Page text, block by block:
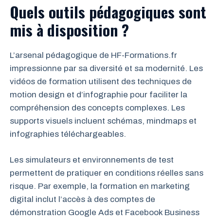
Quels outils pédagogiques sont
mis à disposition ?
L’arsenal pédagogique de HF-Formations.fr
impressionne par sa diversité et sa modernité. Les
vidéos de formation utilisent des techniques de
motion design et d’infographie pour faciliter la
compréhension des concepts complexes. Les
supports visuels incluent schémas, mindmaps et
infographies téléchargeables.
Les simulateurs et environnements de test
permettent de pratiquer en conditions réelles sans
risque. Par exemple, la formation en marketing
digital inclut l’accès à des comptes de
démonstration Google Ads et Facebook Business